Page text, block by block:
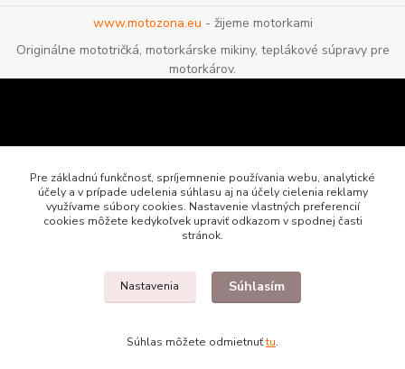
www.motozona.eu - žijeme motorkami
Originálne mototričká, motorkárske mikiny, teplákové súpravy pre
motorkárov.
motorkárov
Pre základnú funkčnosť, spríjemnenie používania webu, analytické
účely a v prípade udelenia súhlasu aj na účely cielenia reklamy
využívame súbory cookies. Nastavenie vlastných preferencií
cookies môžete kedykoľvek upraviť odkazom v spodnej časti
stránok.
Nastavenia Súhlasím
Súhlas môžete odmietnuťtu.